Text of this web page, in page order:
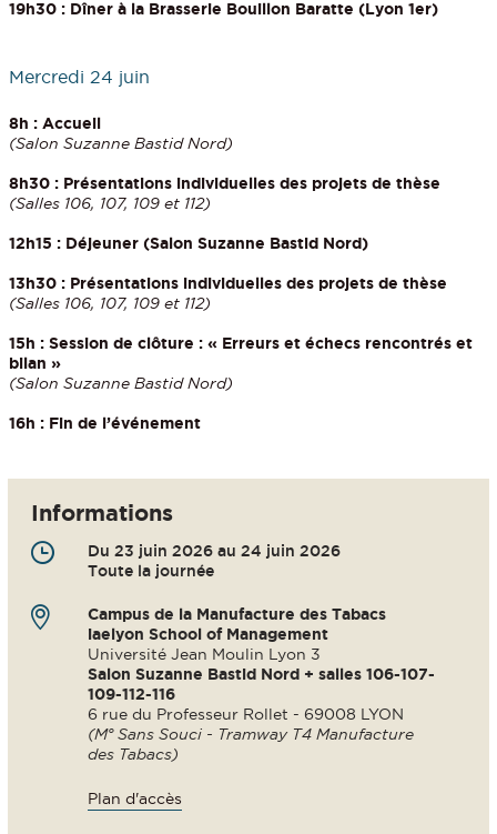
19h30 : Dîner à la Brasserie Bouillon Baratte (Lyon 1er)
Mercredi 24 juin
8h : Accueil
(Salon Suzanne Bastid Nord)
8h30 : Présentations individuelles des projets de thèse
(Salles 106, 107, 109 et 112)
12h15 : Déjeuner (Salon Suzanne Bastid Nord)
13h30 : Présentations individuelles des projets de thèse
(Salles 106, 107, 109 et 112)
15h : Session de clôture : « Erreurs et échecs rencontrés et
bilan »
(Salon Suzanne Bastid Nord)
16h : Fin de l’événement
Informations
Du 23 juin 2026 au 24 juin 2026
Toute la journée
Campus de la Manufacture des Tabacs
iaelyon School of Management
Université Jean Moulin Lyon 3
Salon Suzanne Bastid Nord + salles 106-107-
109-112-116
6 rue du Professeur Rollet - 69008 LYON
(M° Sans Souci - Tramway T4 Manufacture
des Tabacs)
Plan d'accès